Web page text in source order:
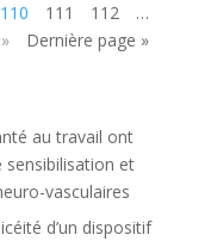
110 111 112
…
» Dernière page »
au travail ont
sensibilisation et
vasculaires
d’un dispositif